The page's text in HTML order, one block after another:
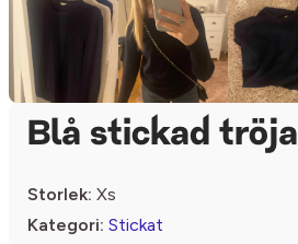
Blå stickad tröja
Storlek: Xs
Kategori: Stickat